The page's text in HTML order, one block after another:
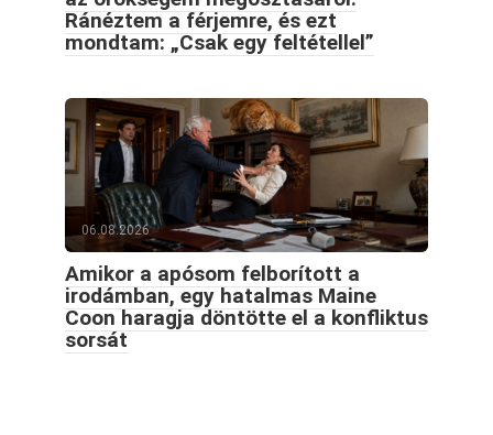
Ránéztem a férjemre, és ezt
mondtam: „Csak egy feltétellel”
06.08.2026
Amikor a apósom felborított a
irodámban, egy hatalmas Maine
Coon haragja döntötte el a konfliktus
sorsát